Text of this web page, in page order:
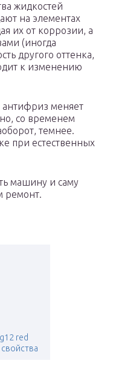
жидкостей
на элементах
их от коррозии, а
(иногда
другого оттенка,
к изменению
антифриз меняет
со временем
темнее.
при естественных
машину и саму
ремонт.
red